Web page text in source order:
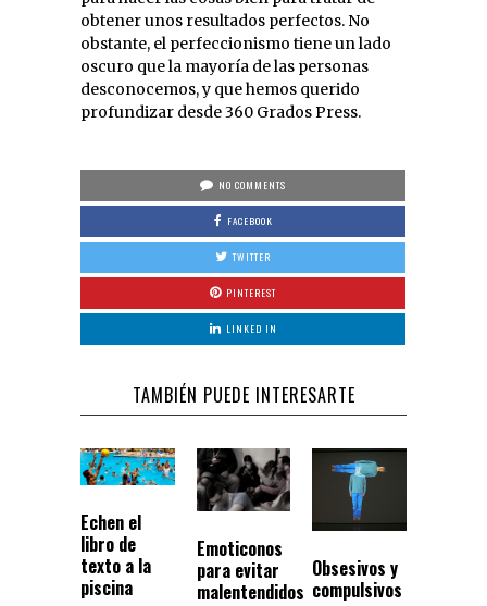
obtener unos resultados perfectos. No
obstante, el perfeccionismo tiene un lado
oscuro que la mayoría de las personas
desconocemos, y que hemos querido
profundizar desde 360 Grados Press.
NO COMMENTS
FACEBOOK
TWITTER
PINTEREST
LINKED IN
TAMBIÉN PUEDE INTERESARTE
Echen el
libro de
texto a la
piscina
Emoticonos
para evitar
malentendidos
Obsesivos y
compulsivos